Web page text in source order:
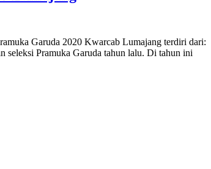
Garuda 2020 Kwarcab Lumajang terdiri dari:
seleksi Pramuka Garuda tahun lalu. Di tahun ini